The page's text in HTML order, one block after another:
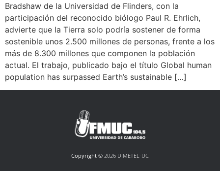
Bradshaw de la Universidad de Flinders, con la
participación del reconocido biólogo Paul R. Ehrlich,
advierte que la Tierra solo podría sostener de forma
sostenible unos 2.500 millones de personas, frente a los
más de 8.300 millones que componen la población
actual. El trabajo, publicado bajo el título Global human
population has surpassed Earth’s sustainable […]
Copyright © 2026 DIMETEL-UC